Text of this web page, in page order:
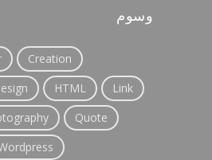
وسوم
Creation
HTML
Link
Quote